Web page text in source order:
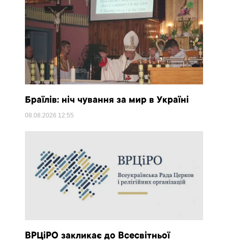
Браїлів: ніч чування за мир в Україні
08.08.2026 12:55
ВРЦіРО закликає до Всесвітньої